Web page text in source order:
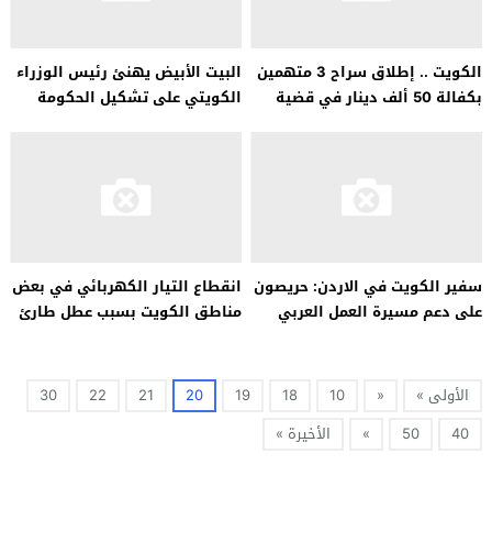
الكويت .. إطلاق سراح 3 متهمين
بكفالة 50 ألف دينار في قضية
البيت الأبيض يهنئ رئيس الوزراء
الكويتي على تشكيل الحكومة
سفير الكويت في الاردن: حريصون
على دعم مسيرة العمل العربي
انقطاع التيار الكهربائي في بعض
مناطق الكويت بسبب عطل طارئ
الأولى » «
10
18
19
20
21
22
30
40
50
» الأخيرة »